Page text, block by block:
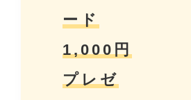
ード
1,000円
プレゼ